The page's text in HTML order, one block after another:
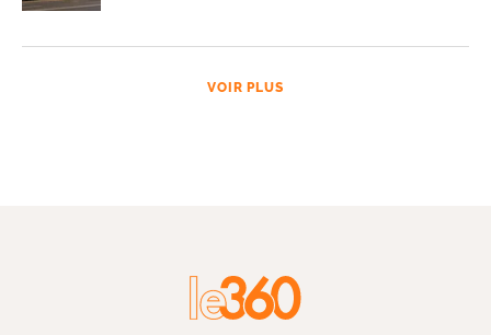
VOIR PLUS